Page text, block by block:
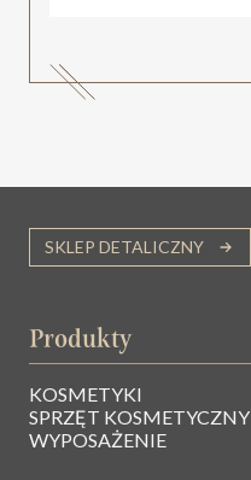
SKLEP DETALICZNY
Produkty
KOSMETYKI
SPRZĘT KOSMETYCZNY
WYPOSAŻENIE